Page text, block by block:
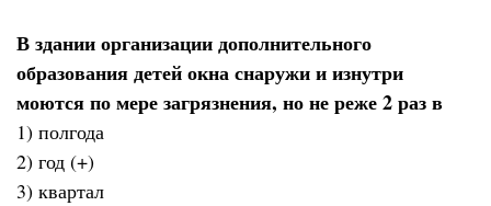
В здании организации дополнительного
образования детей окна снаружи и изнутри
моются по мере загрязнения, но не реже 2 раз в
1) полгода
2) год (+)
3) квартал